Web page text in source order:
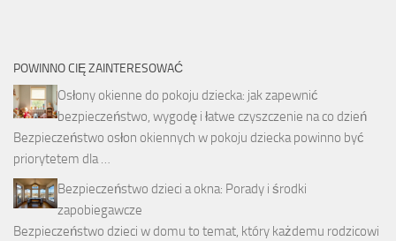
POWINNO CIĘ ZAINTERESOWAĆ
Osłony okienne do pokoju dziecka: jak zapewnić
bezpieczeństwo, wygodę i łatwe czyszczenie na co dzień
Bezpieczeństwo osłon okiennych w pokoju dziecka powinno być
priorytetem dla …
Bezpieczeństwo dzieci a okna: Porady i środki
zapobiegawcze
Bezpieczeństwo dzieci w domu to temat, który każdemu rodzicowi